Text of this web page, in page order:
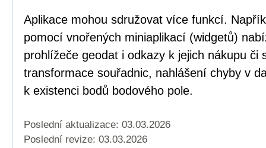
Aplikace mohou sdružovat více funkcí.
pomocí vnořených miniaplikací (widgetů)
prohlížeče geodat i odkazy k jejich nákupu či
transformace souřadnic, nahlášení chyby v
k existenci bodů bodového pole.
Poslední aktualizace: 03.03.2026
Poslední revize: 03.03.2026